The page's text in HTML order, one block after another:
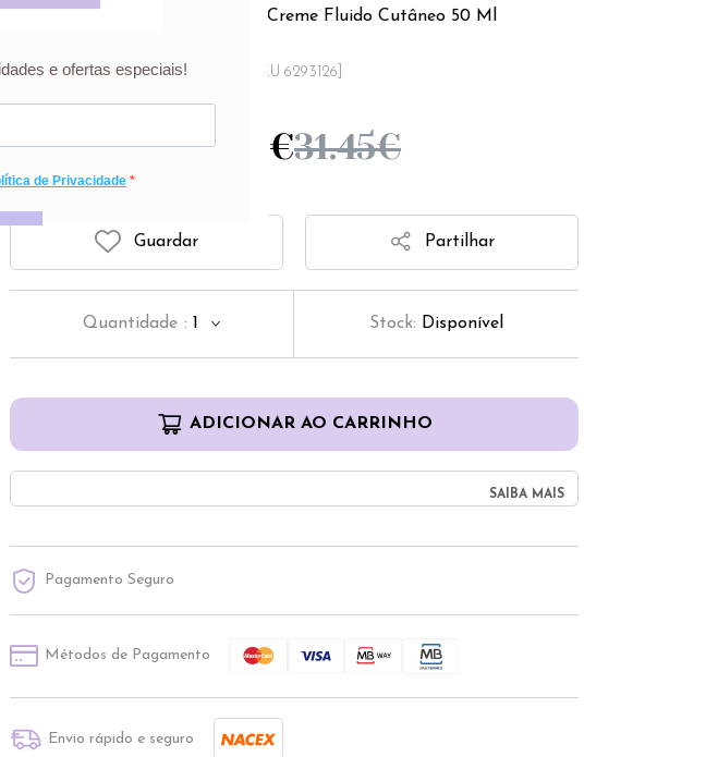
Eryfotona AK-NMSC Creme Fluido Cutâneo 50 Ml
[SKU 6293126]
25.16 €31.45€
Guardar Partilhar
Quantidade : 1 Stock: Disponível
ADICIONAR AO CARRINHO
SAIBA MAIS
Pagamento Seguro
Métodos de Pagamento
Envio rápido e seguro